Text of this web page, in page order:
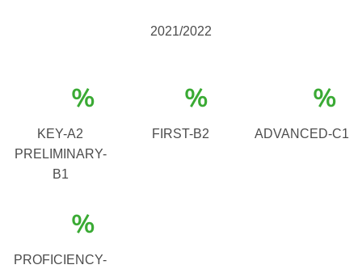
2021/2022
%
KEY-A2
PRELIMINARY-
B1
%
FIRST-B2
%
ADVANCED-C1
%
PROFICIENCY-